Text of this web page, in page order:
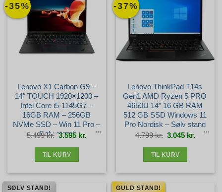
-35%
Lenovo X1 Carbon G9 –
14″ TOUCH 1920×1200 –
Intel Core i5-1145G7 –
16GB RAM – 256GB
NVMe SSD – Win 11 Pro –
Sølv stand
5.499kr. Den
oprindelige
pris
3.595 kr. Den
aktuelle
pris
TIL KURV
-37%
Lenovo ThinkPad T14s
Gen1 AMD Ryzen 5 PRO
4650U 14″ 16 GB RAM
512 GB SSD Windows 11
Pro Nordisk – Sølv stand
4.799kr. Den
oprindelige
pris
3.045 kr. Den
aktuelle
pris
TIL KURV
SØLV STAND! GULD STAND!